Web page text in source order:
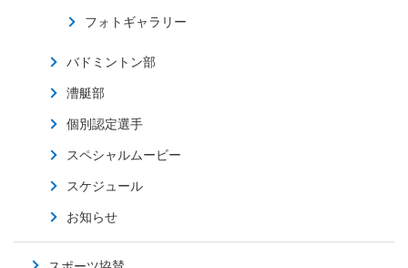
フォトギャラリー
バドミントン部
漕艇部
個別認定選手
スペシャルムービー
スケジュール
お知らせ